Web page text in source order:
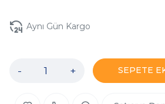
Aynı Gün Kargo
- + SEPETE